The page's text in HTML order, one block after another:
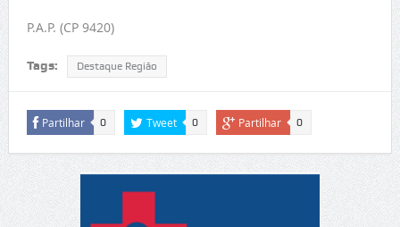
P.A.P. (CP 9420)
Tags: Destaque Região
Partilhar 0 Tweet 0 Partilhar 0